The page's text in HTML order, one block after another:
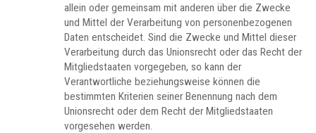
allein oder gemeinsam mit anderen über die Zwecke
und Mittel der Verarbeitung von personenbezogenen
Daten entscheidet. Sind die Zwecke und Mittel dieser
Verarbeitung durch das Unionsrecht oder das Recht der
Mitgliedstaaten vorgegeben, so kann der
Verantwortliche beziehungsweise können die
bestimmten Kriterien seiner Benennung nach dem
Unionsrecht oder dem Recht der Mitgliedstaaten
vorgesehen werden.